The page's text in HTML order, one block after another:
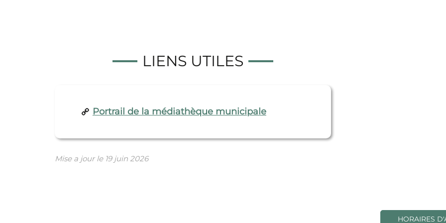
LIENS UTILES
Portrail de la médiathèque municipale
Mise a jour le 19 juin 2026
HORAIRES